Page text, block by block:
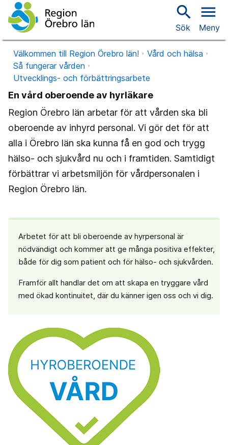
search
Sök
menu
Meny
Välkommen till Region Örebro län!
Vård och hälsa
Så fungerar vården
Utvecklings- och förbättringsarbete
En vård oberoende av hyrläkare
Region Örebro län arbetar för att vården ska bli
oberoende av inhyrd personal. Vi gör det för att
alla i Örebro län ska kunna få en god och trygg
hälso- och sjukvård nu och i framtiden. Samtidigt
förbättrar vi arbetsmiljön för vårdpersonalen i
Region Örebro län.
Arbetet för att bli oberoende av hyrpersonal är
nödvändigt och kommer att ge många positiva effekter,
både för dig som patient och för hälso- och sjukvården.
Framför allt handlar det om att skapa en tryggare vård
med ökad kontinuitet, där du känner igen oss och vi dig.